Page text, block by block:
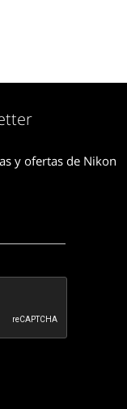
y ofertas de Nikon